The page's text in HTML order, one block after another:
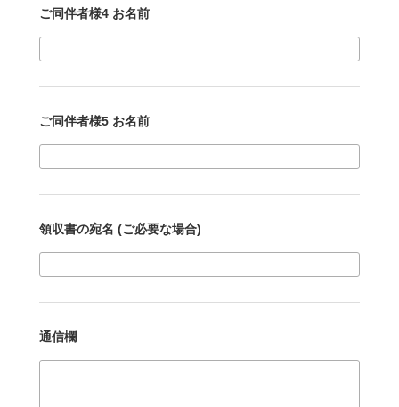
ご同伴者様4 お名前
ご同伴者様5 お名前
領収書の宛名 (ご必要な場合)
通信欄